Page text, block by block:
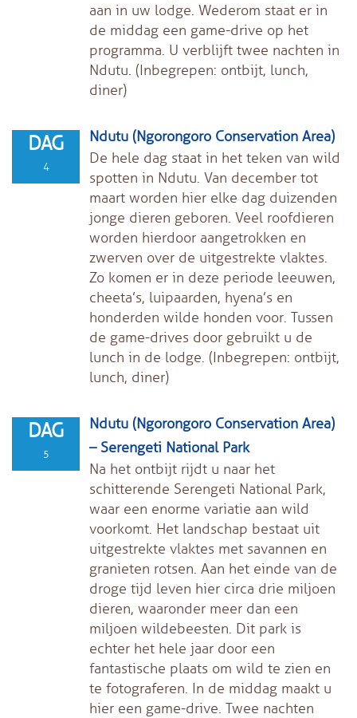
aan in uw lodge. Wederom staat er in
de middag een game-drive op het
programma. U verblijft twee nachten in
Ndutu. (Inbegrepen: ontbijt, lunch,
diner)
DAG
4
Ndutu (Ngorongoro Conservation Area)
De hele dag staat in het teken van wild
spotten in Ndutu. Van december tot
maart worden hier elke dag duizenden
jonge dieren geboren. Veel roofdieren
worden hierdoor aangetrokken en
zwerven over de uitgestrekte vlaktes.
Zo komen er in deze periode leeuwen,
cheeta’s, luipaarden, hyena’s en
honderden wilde honden voor. Tussen
de game-drives door gebruikt u de
lunch in de lodge. (Inbegrepen: ontbijt,
lunch, diner)
DAG
5
Ndutu (Ngorongoro Conservation Area)
– Serengeti National Park
Na het ontbijt rijdt u naar het
schitterende Serengeti National Park,
waar een enorme variatie aan wild
voorkomt. Het landschap bestaat uit
uitgestrekte vlaktes met savannen en
granieten rotsen. Aan het einde van de
droge tijd leven hier circa drie miljoen
dieren, waaronder meer dan een
miljoen wildebeesten. Dit park is
echter het hele jaar door een
fantastische plaats om wild te zien en
te fotograferen. In de middag maakt u
hier een game-drive. Twee nachten